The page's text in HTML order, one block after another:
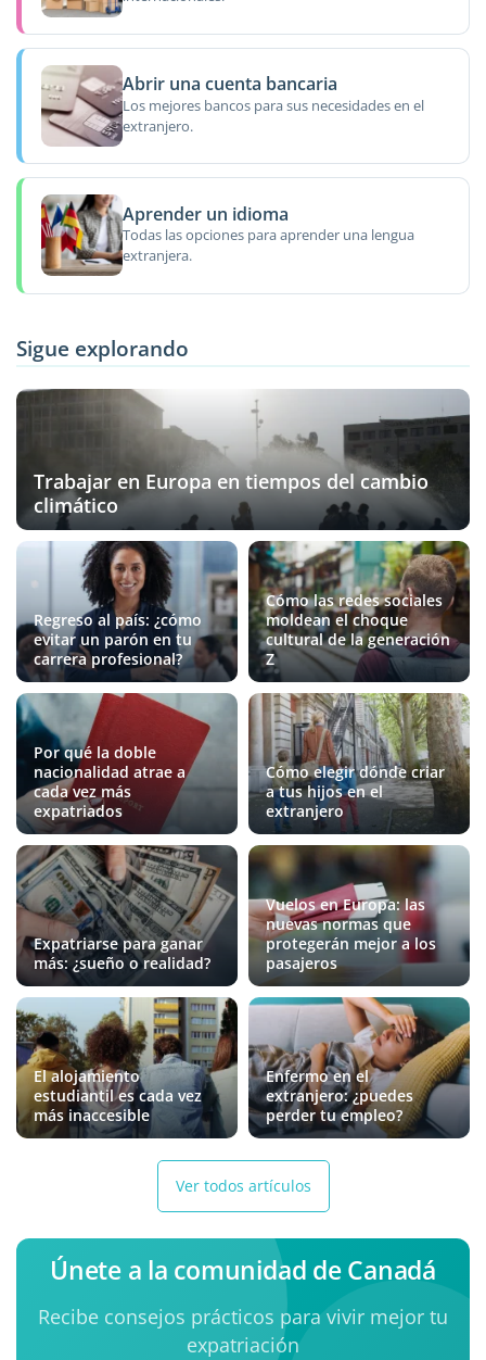
Abrir una cuenta bancaria
Los mejores bancos para sus necesidades en el
extranjero.
Aprender un idioma
Todas las opciones para aprender una lengua
extranjera.
Sigue explorando
Trabajar en Europa en tiempos del cambio
climático
Regreso al país: ¿cómo
evitar un parón en tu
carrera profesional?
Cómo las redes sociales
moldean el choque
cultural de la generación
Z
Por qué la doble
nacionalidad atrae a
cada vez más
expatriados
Cómo elegir dónde criar
a tus hijos en el
extranjero
Expatriarse para ganar
más: ¿sueño o realidad?
Vuelos en Europa: las
nuevas normas que
protegerán mejor a los
pasajeros
El alojamiento
estudiantil es cada vez
más inaccesible
Enfermo en el
extranjero: ¿puedes
perder tu empleo?
Ver todos artículos
Únete a la comunidad de Canadá
Recibe consejos prácticos para vivir mejor tu
expatriación